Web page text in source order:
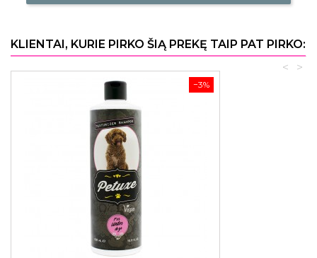
KLIENTAI, KURIE PIRKO ŠIĄ PREKĘ TAIP PAT PIRKO:
>
<
−3%